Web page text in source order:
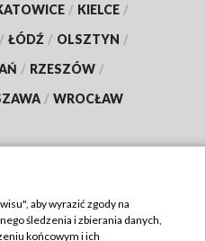
/ KIELCE /
/ ŁÓDŹ / OLSZTYN /
/ RZESZÓW /
/ WROCŁAW
aby wyrazić zgody na
śledzenia i zbierania danych,
końcowym i ich